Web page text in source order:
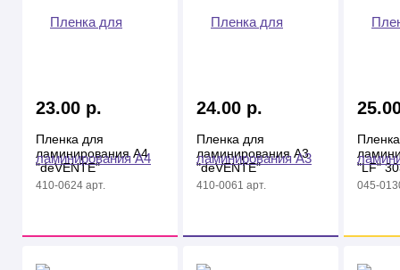
23.00 р.
Пленка для
ламинирования А4
"deVENTE"
216*303мм, 175мкм
410-0624 арт.
24.00 р.
Пленка для
ламинирования А3
"deVENTE"
303*426мм, 100мкм
410-0061 арт.
"LF"
045-